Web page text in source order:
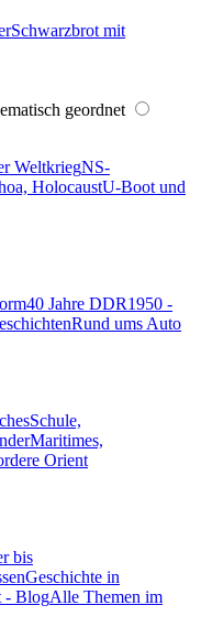
Schwarzbrot mit
geordnet
WeltkriegNS-
HolocaustU-Boot und
40 Jahre DDR1950 -
Rund ums Auto
Schule,
Maritimes,
Orient
bis
Geschichte in
- BlogAlle Themen im